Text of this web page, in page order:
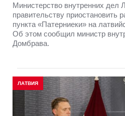
Министерство внутренних дел
правительству приостановить
пункта «Патерниеки» на
Об этом сообщил министр
Домбрава.
ЛАТВИЯ